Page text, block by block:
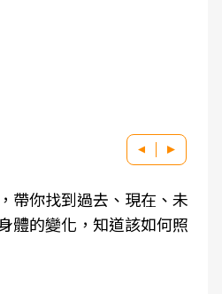
帶你找到過去、現在、未
體的變化，知道該如何照